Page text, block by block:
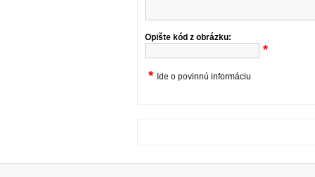
Opište kód z obrázku:
*
* Ide o povinnú informáciu